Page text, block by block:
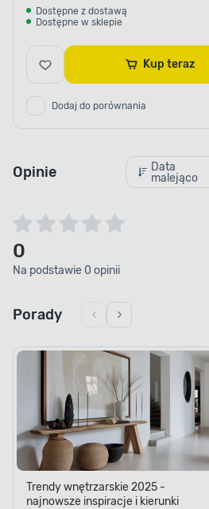
Dostępne z dostawą
Dostępne w sklepie
Kup teraz
Dodaj do porównania
Opinie
Data
malejąco
0
Na podstawie 0 opinii
Porady
Trendy wnętrzarskie 2025 -
najnowsze inspiracje i kierunki